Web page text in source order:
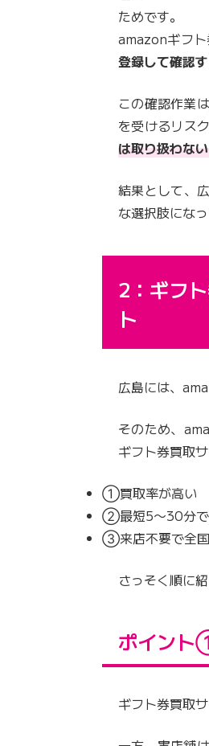
ためです。
amazonギフ
登録して確認
この確認作業
を受けるリス
は取り扱わな
結果として、
な選択肢になっ
2：ギフ
ト
広島には、
そのため、
ギフト券買取
①買取率が高い
②最短5〜30分で
③来店不要で全国
さっそく順に
ポイント
ギフト券買取